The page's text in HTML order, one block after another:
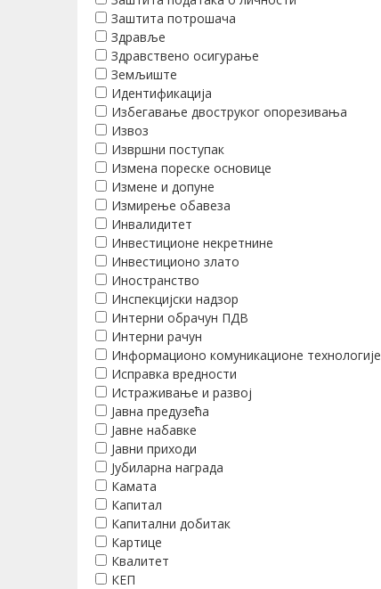
Заштита потрошача
Здравље
Здравствено осигурање
Земљиште
Идентификација
Избегавање двоструког опорезивања
Извоз
Извршни поступак
Измена пореске основице
Измене и допуне
Измирење обавеза
Инвалидитет
Инвестиционе некретнине
Инвестиционо злато
Иностранство
Инспекцијски надзор
Интерни обрачун ПДВ
Интерни рачун
Информационо комуникационе технологије
Исправка вредности
Истраживање и развој
Јавна предузећа
Јавне набавке
Јавни приходи
Јубиларна награда
Камата
Капитал
Капитални добитак
Картице
Квалитет
КЕП